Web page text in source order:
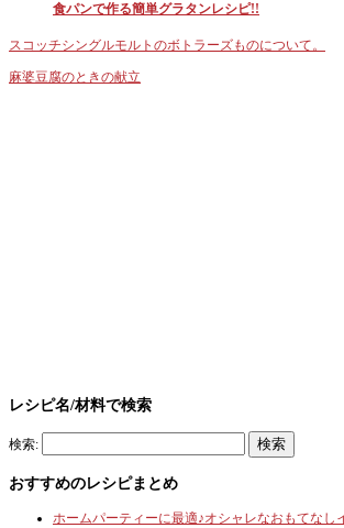
食パンで作る簡単グラタンレシピ!!
スコッチシングルモルトのボトラーズものについて。
麻婆豆腐のときの献立
レシピ名/材料で検索
検索:
おすすめのレシピまとめ
ホームパーティーに最適♪オシャレなおもてなし